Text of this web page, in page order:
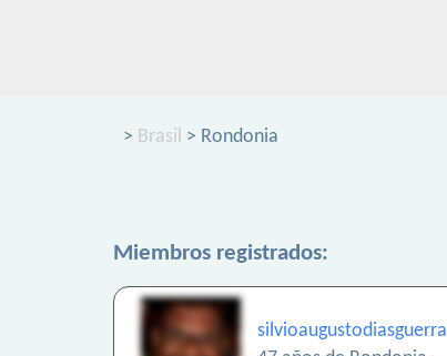
> Brasil > Rondonia
Miembros registrados:
silvioaugustodiasguerra